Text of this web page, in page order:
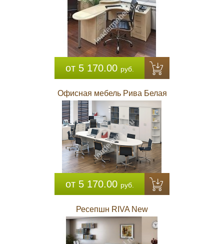
от 5 170.00 руб.
Офисная мебель Рива Белая
от 5 170.00 руб.
Ресепшн RIVA New